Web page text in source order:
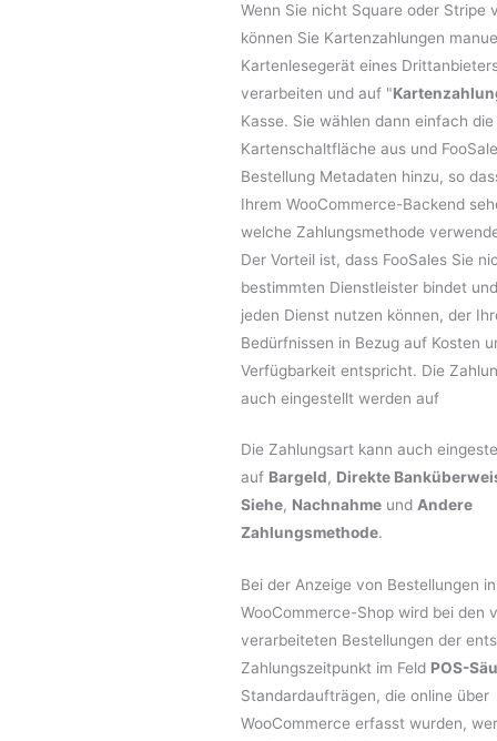
Wenn Sie nicht Square oder Stripe
können Sie Kartenzahlungen
Kartenlesegerät eines
verarbeiten und auf "
Kasse. Sie wählen dann einfach die
Kartenschaltfläche aus und
Bestellung Metadaten hinzu, so
Ihrem WooCommerce-Backend
welche Zahlungsmethode
Der Vorteil ist, dass FooSales Sie
bestimmten Dienstleister bindet
jeden Dienst nutzen können, der
Bedürfnissen in Bezug auf Kosten
Verfügbarkeit entspricht. Die
auch eingestellt werden auf
Die Zahlungsart kann auch
auf Bargeld, Direkte
Siehe, Nachnahme und Andere
Zahlungsmethode.
Bei der Anzeige von Bestellungen
WooCommerce-Shop wird bei den
verarbeiteten Bestellungen der
Zahlungszeitpunkt im Feld POS-
Standardaufträgen, die online über
WooCommerce erfasst wurden,